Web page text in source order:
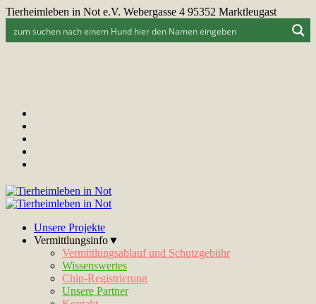
Tierheimleben in Not e.V. Webergasse 4 95352 Marktleugast
Unsere Projekte
Vermittlungsinfo▼
Vermittlungsablauf und Schutzgebühr
Wissenswertes
Chip-Registrierung
Unsere Partner